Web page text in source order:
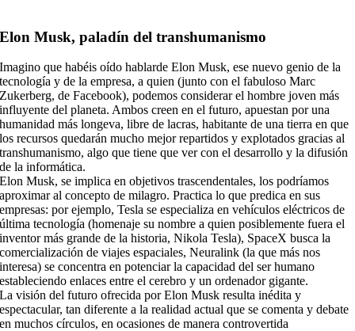
Elon Musk, paladín del transhumanismo
Imagino que habéis oído hablarde Elon Musk, ese nuevo genio de la
tecnología y de la empresa, a quien (junto con el fabuloso Marc
Zukerberg, de Facebook), podemos considerar el hombre joven más
influyente del planeta. Ambos creen en el futuro, apuestan por una
humanidad más longeva, libre de lacras, habitante de una tierra en que
los recursos quedarán mucho mejor repartidos y explotados gracias al
transhumanismo, algo que tiene que ver con el desarrollo y la difusión
de la informática.
Elon Musk, se implica en objetivos trascendentales, los podríamos
aproximar al concepto de milagro. Practica lo que predica en sus
empresas: por ejemplo, Tesla se especializa en vehículos eléctricos de
última tecnología (homenaje su nombre a quien posiblemente fuera el
inventor más grande de la historia, Nikola Tesla), SpaceX busca la
comercialización de viajes espaciales, Neuralink (la que más nos
interesa) se concentra en potenciar la capacidad del ser humano
estableciendo enlaces entre el cerebro y un ordenador gigante.
La visión del futuro ofrecida por Elon Musk resulta inédita y
espectacular, tan diferente a la realidad actual que se comenta y debate
en muchos círculos, en ocasiones de manera controvertida